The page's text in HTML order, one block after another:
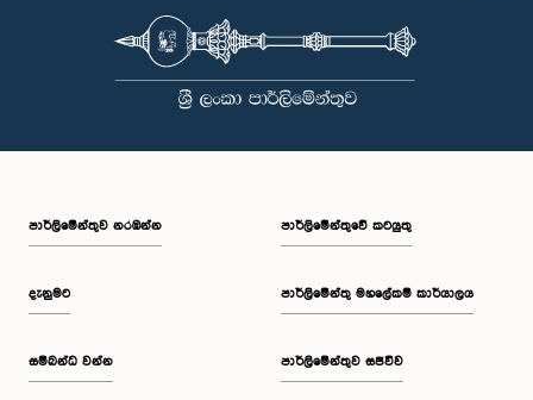
පාර්ලි‌මේන්තුව නරඹන්න
දැනුමට
සම්බන්ධ වන්න
පාර්ලිමේන්තුවේ කටයුතු
පාර්ලිමේන්තු මහලේකම් කාර්යාලය
පාර්ලිමේන්තුව සජීවීව